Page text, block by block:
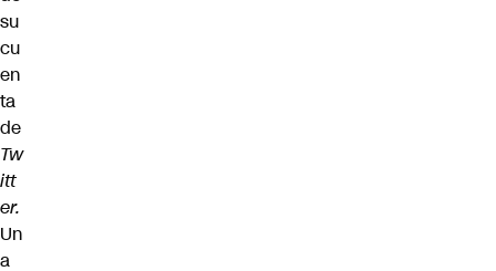
su
cu
en
ta
de
Tw
itt
er.
Un
a